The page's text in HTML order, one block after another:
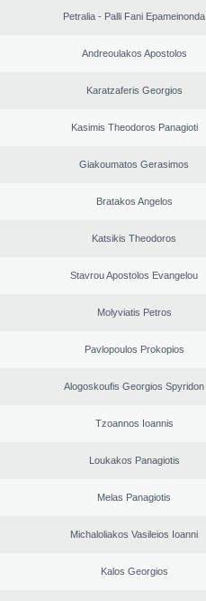
Petralia - Palli Fani Epameinonda
Andreoulakos Apostolos
Karatzaferis Georgios
Kasimis Theodoros Panagioti
Giakoumatos Gerasimos
Bratakos Angelos
Katsikis Theodoros
Stavrou Apostolos Evangelou
Molyviatis Petros
Pavlopoulos Prokopios
Alogoskoufis Georgios Spyridon
Tzoannos Ioannis
Loukakos Panagiotis
Melas Panagiotis
Michaloliakos Vasileios Ioanni
Kalos Georgios